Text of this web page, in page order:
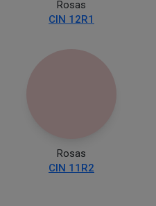
Rosas
CIN 12R1
Rosas
CIN 11R2